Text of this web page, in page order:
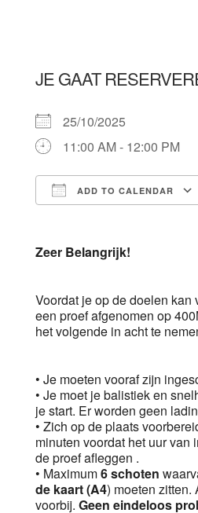
JE GAAT
25/10/2025
11:00 AM - 12:00 PM
ADD TO CALENDAR
Zeer Belangrijk!
Voordat je op de doelen kan
een proef afgenomen op
het volgende in acht te
• Je moeten vooraf zijn
• Je moet je balistiek en
je start. Er worden geen
• Zich op de plaats
minuten voordat het uur van
de proef afleggen .
• Maximum6 schoten
de kaart (A4) moeten zitten.
voorbij. Geen eindeloos